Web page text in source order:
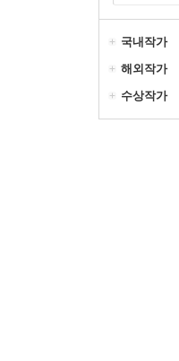
국내작가
해외작가
수상작가